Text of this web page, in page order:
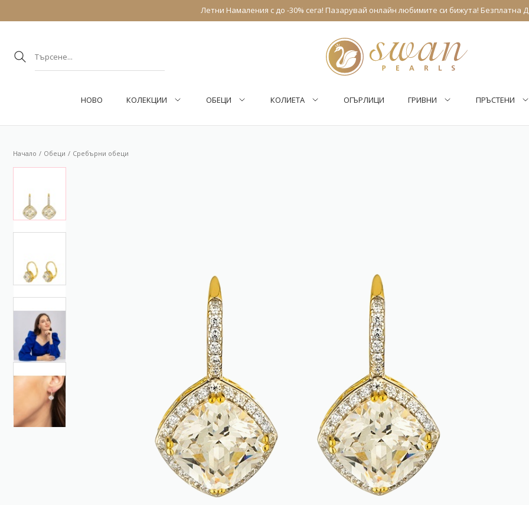
Летни Намаления с до -30% сега! Пазарувай онлайн любимите си бижута! Безплатна
НОВО КОЛЕКЦИИ ОБEЦИ КОЛИЕТА ОГЪРЛИЦИ ГРИВНИ ПРЪСТЕНИ
Начало Обeци Сребърни обеци